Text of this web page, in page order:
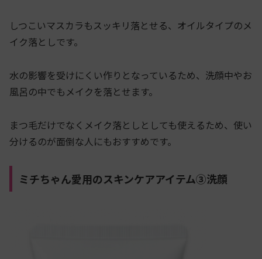
しつこいマスカラもスッキリ落とせる、オイルタイプのメ
イク落としです。
水の影響を受けにくい作りとなっているため、洗顔中やお
風呂の中でもメイクを落とせます。
まつ毛だけでなくメイク落としとしても使えるため、使い
分けるのが面倒な人にもおすすめです。
ミチちゃん愛用のスキンケアアイテム③洗顔